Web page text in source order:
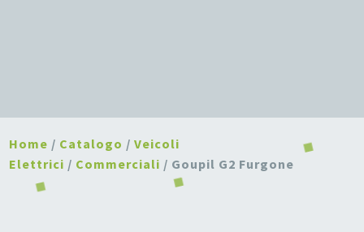
Home / Catalogo /Veicoli
Elettrici / Commerciali / Goupil G2 Furgone